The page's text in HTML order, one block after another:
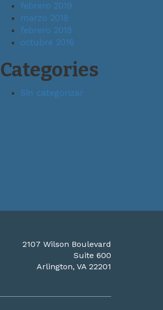
febrero 2019
marzo 2018
febrero 2018
octubre 2016
Categories
Sin categorizar
2107 Wilson Boulevard
Suite 600
Arlington, VA 22201